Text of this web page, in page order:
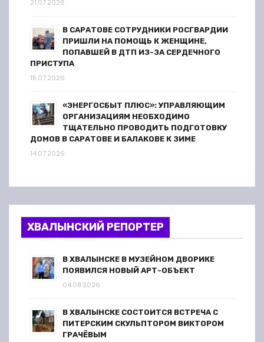
21.07.2026
В САРАТОВЕ СОТРУДНИКИ РОСГВАРДИИ
ПРИШЛИ НА ПОМОЩЬ К ЖЕНЩИНЕ,
ПОПАВШЕЙ В ДТП ИЗ-ЗА СЕРДЕЧНОГО
ПРИСТУПА
15.07.2026
«ЭНЕРГОСБЫТ ПЛЮС»: УПРАВЛЯЮЩИМ
ОРГАНИЗАЦИЯМ НЕОБХОДИМО
ТЩАТЕЛЬНО ПРОВОДИТЬ ПОДГОТОВКУ
ДОМОВ В САРАТОВЕ И БАЛАКОВЕ К ЗИМЕ
14.07.2026
ХВАЛЫНСКИЙ РЕПОРТЕР
В ХВАЛЫНСКЕ В МУЗЕЙНОМ ДВОРИКЕ
ПОЯВИЛСЯ НОВЫЙ АРТ-ОБЪЕКТ
04.08.2026
В ХВАЛЫНСКЕ СОСТОИТСЯ ВСТРЕЧА С
ПИТЕРСКИМ СКУЛЬПТОРОМ ВИКТОРОМ
ГРАЧЁВЫМ